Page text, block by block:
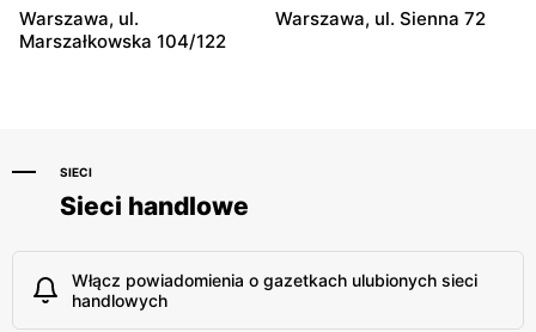
Warszawa, ul.
Marszałkowska 104/122
Warszawa, ul. Sienna 72
SIECI
Sieci handlowe
Włącz powiadomienia o gazetkach ulubionych sieci
handlowych